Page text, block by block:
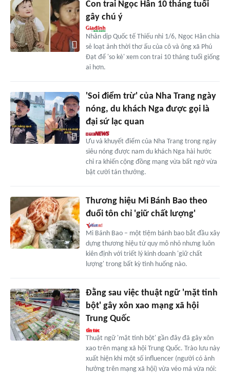
Con trai Ngọc Hân 10 tháng tuổi
gây chú ý
Nhân dịp Quốc tế Thiếu nhi 1/6, Ngọc Hân chia
sẻ loạt ảnh thời thơ ấu của cô và ông xã Phú
Đạt để 'so kè' xem con trai 10 tháng tuổi giống
ai hơn.
'Soi điểm trừ' của Nha Trang ngày
nóng, du khách Nga được gọi là
đại sứ lạc quan
Ưu và khuyết điểm của Nha Trang trong ngày
siêu nóng được nam du khách Nga hài hước
chỉ ra khiến cộng đồng mạng vừa bất ngờ vừa
bật cười tán thưởng.
Thương hiệu Mi Bánh Bao theo
đuổi tôn chỉ 'giữ chất lượng'
Mi Bánh Bao – một tiệm bánh bao bắt đầu xây
dựng thương hiệu từ quy mô nhỏ nhưng luôn
kiên định với triết lý kinh doanh 'giữ chất
lượng' trong bất kỳ tình huống nào.
Đằng sau việc thuật ngữ 'mặt tinh
bột' gây xôn xao mạng xã hội
Trung Quốc
Thuật ngữ 'mặt tinh bột' gần đây đã gây xôn
xao trên mạng xã hội Trung Quốc. Trào lưu này
xuất hiện khi một số influencer (người có ảnh
hưởng trên mạng xã hội) vừa véo má vừa nói: